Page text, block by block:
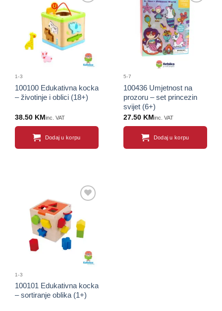
Sačuvaj
proizvod
1-3
100100 Edukativna kocka
– životinje i oblici (18+)
38.50 KM inc. VAT
Dodaj u korpu
Sačuvaj
proizvod
5-7
100436 Umjetnost na
prozoru – set princezin
svijet (6+)
27.50 KM inc. VAT
Dodaj u korpu
proizvod
1-3
100101 Edukativna kocka
– sortiranje oblika (1+)